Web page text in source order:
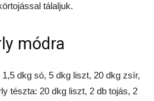
tálaljuk.
módra
dkg só, 5 dkg liszt, 20 dkg zsír,
tészta: 20 dkg liszt, 2 db tojás, 2